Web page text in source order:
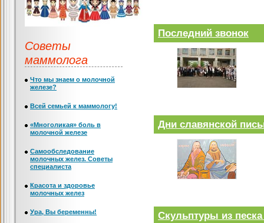
Последний звонок
Дни славянской
Скульптуры из
Советы
маммолога
Что мы знаем о молочной
железе?
Всей семьей к маммологу!
«Многоликая» боль в
молочной железе
Самообследование
молочных желез. Советы
специалиста
Красота и здоровье
молочных желез
Ура, Вы беременны!